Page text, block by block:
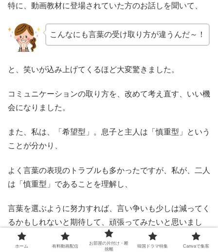
特に、動画教材に登場されていた方のお話しを聞いて、
こんなにも言葉の受け取り方が違うんだ～！
と、笑いが込み上げてくるほど大変驚きました。
コミュニケーションの取り方を、改めて考え直す、いい機
会になりました。
また、私は、「希望型」。息子と主人は「慎重型」という
ことが分かり、
よく言葉の表現のトラブルも多かったですが、私が、二人
は「慎重型」であることを理解し、
言葉を選ぶように努力すれば、言い争いも少しは減ってく
るかもしれないと期待して、頑張ってみたいと思いまし
た。
ホーム 有料動画配信
お部屋の片付け・断
捨離
韓国ドラマ特集 Canvaで集客